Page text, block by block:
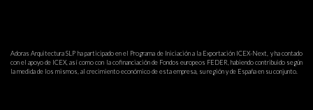
Adoras Arquitectura SLP ha participado en el Programa de Iniciación a la Exportación ICEX-Next, y ha contado
con el apoyo de ICEX, así como con la cofinanciación de Fondos europeos FEDER, habiendo contribuido según
la medida de los mismos, al crecimiento económico de esta empresa, su región y de España en su conjunto.